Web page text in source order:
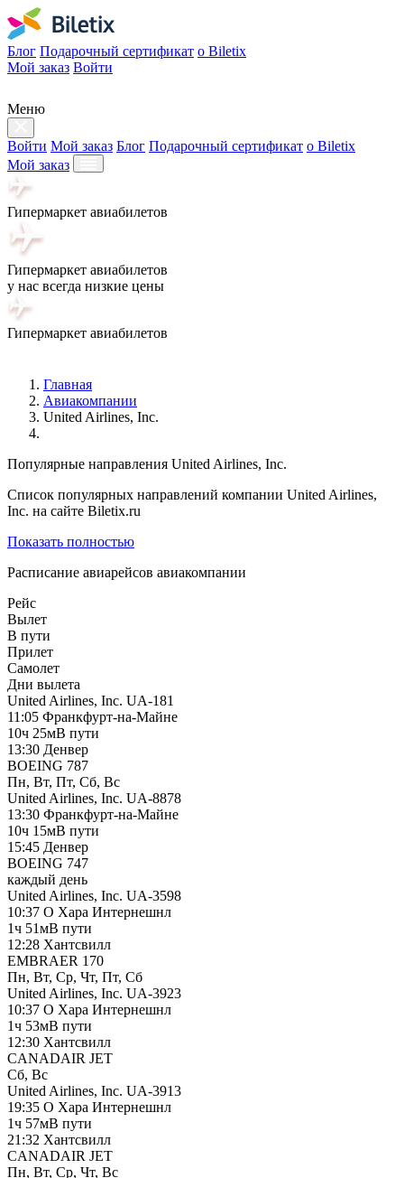
Блог Подарочный сертификат о Biletix
Мой заказ Войти
Меню
Войти Мой заказ Блог Подарочный сертификат о Biletix
Мой заказ
Гипермаркет авиабилетов
Гипермаркет авиабилетов
у нас всегда низкие цены
Гипермаркет авиабилетов
Главная
Авиакомпании
United Airlines, Inc.
Популярные направления United Airlines, Inc.
Список популярных направлений компании United Airlines,
Inc. на сайте Biletix.ru
Показать полностью
Расписание авиарейсов авиакомпании
Рейс
Вылет
В пути
Прилет
Самолет
Дни вылета
United Airlines, Inc. UA-181
11:05 Франкфурт-на-Майне
10ч 25мВ пути
13:30 Денвер
BOEING 787
Пн, Вт, Пт, Сб, Вс
United Airlines, Inc. UA-8878
13:30 Франкфурт-на-Майне
10ч 15мВ пути
15:45 Денвер
BOEING 747
каждый день
United Airlines, Inc. UA-3598
10:37 О Хара Интернешнл
1ч 51мВ пути
12:28 Хантсвилл
EMBRAER 170
Пн, Вт, Ср, Чт, Пт, Сб
United Airlines, Inc. UA-3923
10:37 О Хара Интернешнл
1ч 53мВ пути
12:30 Хантсвилл
CANADAIR JET
Сб, Вс
United Airlines, Inc. UA-3913
19:35 О Хара Интернешнл
1ч 57мВ пути
21:32 Хантсвилл
CANADAIR JET
Пн, Вт, Ср, Чт, Вс